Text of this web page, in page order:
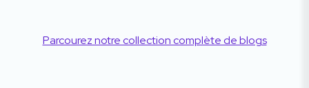
Parcourez notre collection complète de blogs